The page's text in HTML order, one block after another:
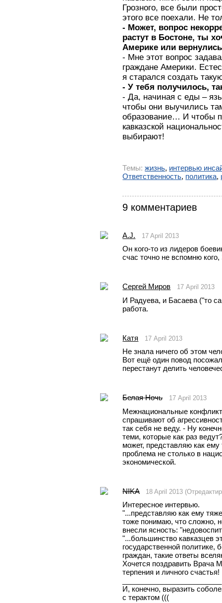
Грозного, все были
этого все поехали. Не
- Может, вопрос
растут в Бостоне, ты
Америке или
- Мне этот вопрос
граждане Америки.
я старался создать
- У тебя получилось,
- Да, начиная с еды –
чтобы они выучились
образование… И чтобы
кавказской
выбирают!
Темы: жизнь, интервью
Ответственность, политика,
9 комментариев
A.J. 17 April 2013
Он кого-то из лидеров
счас точно не вспомню
Сергей Миров 17 April 2013
И Радуева, и Басаева ("то
работа.
Катя 17 April 2013
Не знала ничего об этом
Вот ещё один повод
перестанут делить
Белая Ночь 17 April 2013
Межнациональные
спрашивают об
так себя не веду. - Ну
теми, которые как раз
может, представляю как
проблема не столько в
экономической.
NIKA 18 April 2013
Интересное интервью.
"...представляю как ему
тоже понимаю, что сложно,
внесли ясность:
"...большинство кавказцев
государственной политике,
граждан, такие ответы
Хочется поздравить Врача
терпения и личного счастья!
И, конечно, выразить
с терактом (((